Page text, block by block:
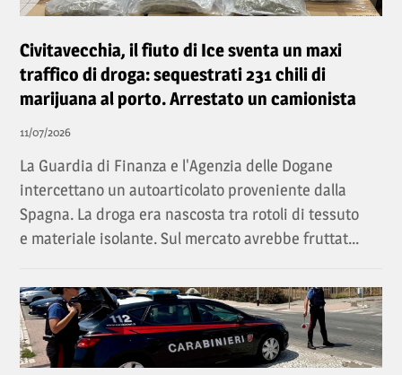
Civitavecchia, il fiuto di Ice sventa un maxi
traffico di droga: sequestrati 231 chili di
marijuana al porto. Arrestato un camionista
11/07/2026
La Guardia di Finanza e l'Agenzia delle Dogane
intercettano un autoarticolato proveniente dalla
Spagna. La droga era nascosta tra rotoli di tessuto
e materiale isolante. Sul mercato avrebbe fruttat...